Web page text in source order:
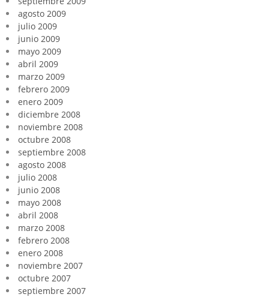
agosto 2009
julio 2009
junio 2009
mayo 2009
abril 2009
marzo 2009
febrero 2009
enero 2009
diciembre 2008
noviembre 2008
octubre 2008
septiembre 2008
agosto 2008
julio 2008
junio 2008
mayo 2008
abril 2008
marzo 2008
febrero 2008
enero 2008
noviembre 2007
octubre 2007
septiembre 2007